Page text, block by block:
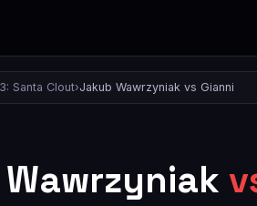
Santa Clout›Jakub Wawrzyniak vs Gianni